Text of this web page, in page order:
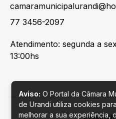
77 3456-2097
Atendimento: segunda a
13:00hs
Aviso: O Portal da Câmara
de Urandi utiliza cookies para
melhorar a sua experiência,